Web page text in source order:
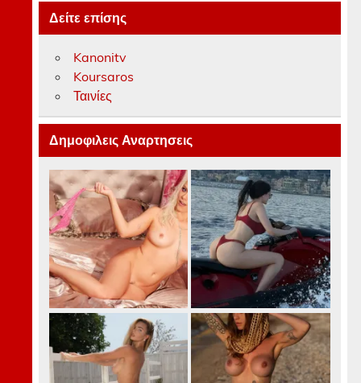
Δείτε επίσης
Kanonitv
Koursaros
Ταινίες
Δημοφιλεις Αναρτησεις